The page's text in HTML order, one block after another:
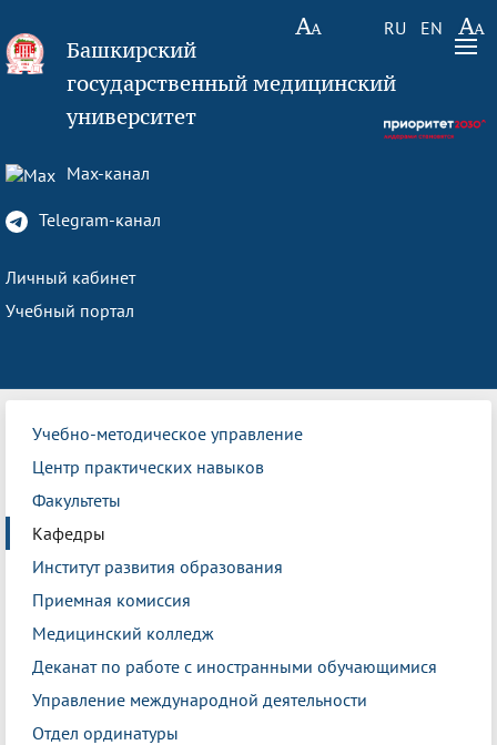
RU EN
Башкирский
государственный медицинский
университет
Max-канал
Telegram-канал
Личный кабинет
Учебный портал
Учебно-методическое управление
Центр практических навыков
Факультеты
Кафедры
Институт развития образования
Приемная комиссия
Медицинский колледж
Деканат по работе с иностранными обучающимися
Управление международной деятельности
Отдел ординатуры